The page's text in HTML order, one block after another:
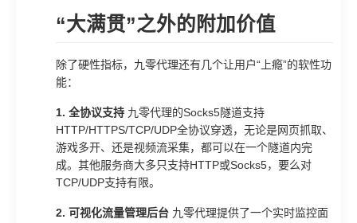
“大满贯”之外的附加价值
除了硬性指标，九零代理还有几个让用户“上瘾”的软性功
能：
1. 全协议支持 九零代理的Socks5隧道支持
HTTP/HTTPS/TCP/UDP全协议穿透，无论是网页抓取、
游戏多开、还是视频流采集，都可以在一个隧道内完
成。其他服务商大多只支持HTTP或Socks5，要么对
TCP/UDP支持有限。
2. 可视化流量管理后台 九零代理提供了一个实时监控面